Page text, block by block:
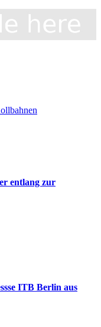
entlang zur
ITB Berlin aus